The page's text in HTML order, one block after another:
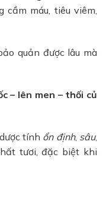
máu, tiêu viêm,
quản được lâu mà
– lên men – thối củ
tính ổn định, sâu,
tươi, đặc biệt khi